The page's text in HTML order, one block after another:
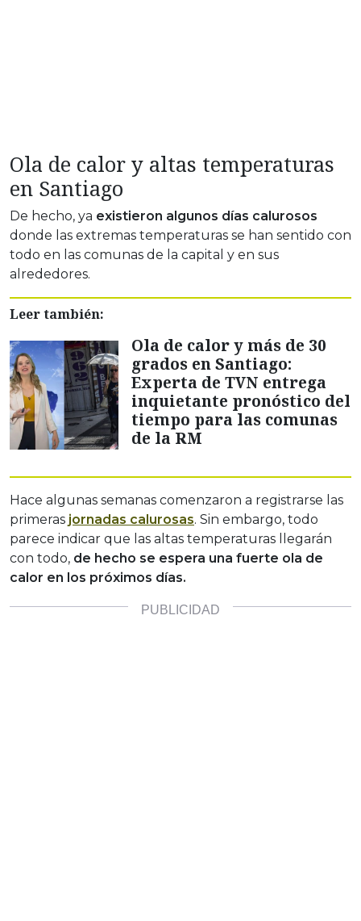
Ola de calor y altas temperaturas
en Santiago
De hecho, ya existieron algunos días calurosos
donde las extremas temperaturas se han sentido con
todo en las comunas de la capital y en sus
alrededores.
Leer también:
Ola de calor y más de 30
grados en Santiago:
Experta de TVN entrega
inquietante pronóstico del
tiempo para las comunas
de la RM
Hace algunas semanas comenzaron a registrarse las
primeras jornadas calurosas. Sin embargo, todo
parece indicar que las altas temperaturas llegarán
con todo, de hecho se espera una fuerte ola de
calor en los próximos días.